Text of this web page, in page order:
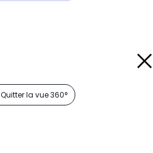
Quitter la vue 360°